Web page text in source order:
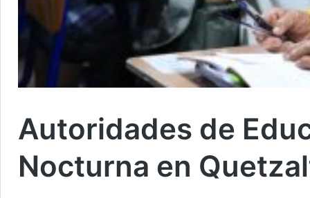
Autoridades de
Nocturna en